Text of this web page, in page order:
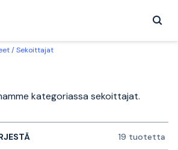
Sekoittajat
kategoriassa sekoittajat.
19 tuotetta